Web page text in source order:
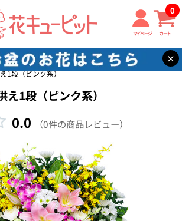
マイページ カート
0
×
九日法要以降に贈る花
【四十九日法要以降に贈
1段（ピンク系）
え1段（ピンク系）
0.0 （0件の商品レビュー）